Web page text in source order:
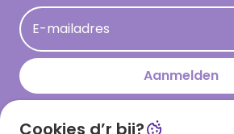
Acties
Persberichten
Leuke en grappige op kamp teksten
kamppost inspiratie
E-mailadres
Aanmelden
Cookies d’r bij?